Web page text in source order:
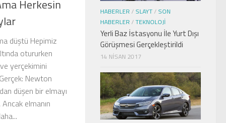
Herkesin
düştü Hepimiz
otururken
yerçekimini
Newton
düşen bir elmayı
elmanın
HABERLER / SLAYT/ SON
HABERLER /TEKNOLOJI
Yerli Baz İstasyonu İle Yurt Dışı
Görüşmesi Gerçekleştirildi
14 NISAN 2017